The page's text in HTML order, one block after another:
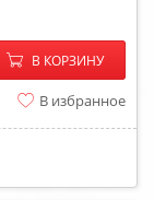
− +
В КОРЗИНУ
В избранное